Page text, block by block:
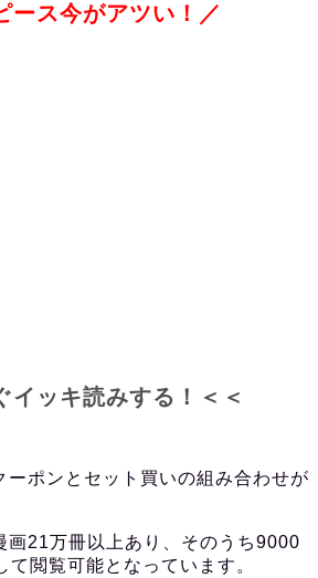
ース今がアツい！／
イッキ読みする！＜＜
ポンとセット買いの組み合わせが
21万冊以上あり、そのうち9000
閲覧可能となっています。